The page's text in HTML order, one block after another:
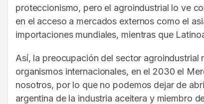
proteccionismo, pero el agroindustrial lo ve
en el acceso a mercados externos como el
importaciones mundiales, mientras que
Así, la preocupación del sector agroindustrial
organismos internacionales, en el 2030 el
nosotros, por lo que no podemos dejar de
argentina de la industria aceitera y miembro